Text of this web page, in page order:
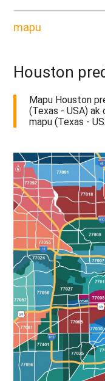
mapu
Houston
Mapu Houston
(Texas - USA)
mapu (Texas -